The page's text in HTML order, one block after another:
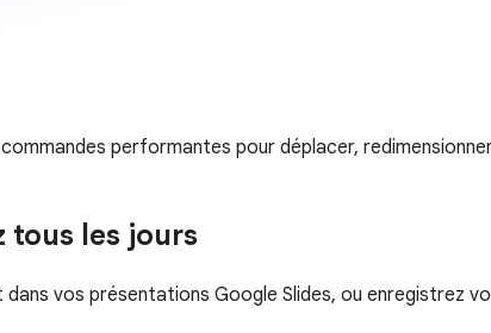
performantes pour déplacer,
tous les jours
vos présentations Google Slides, ou enregistrez